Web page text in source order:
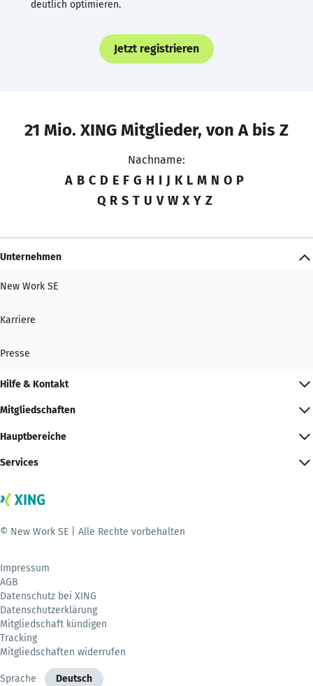
deutlich optimieren.
Jetzt registrieren
21 Mio. XING Mitglieder, von A bis Z
Nachname:
A B C D E F G H I J K L M N O P
Q R S T U V W X Y Z
Unternehmen
New Work SE
Karriere
Presse
Hilfe & Kontakt
Mitgliedschaften
Hauptbereiche
Services
© New Work SE | Alle Rechte vorbehalten
Impressum
AGB
Datenschutz bei XING
Datenschutzerklärung
Mitgliedschaft kündigen
Tracking
Mitgliedschaften widerrufen
Sprache Deutsch